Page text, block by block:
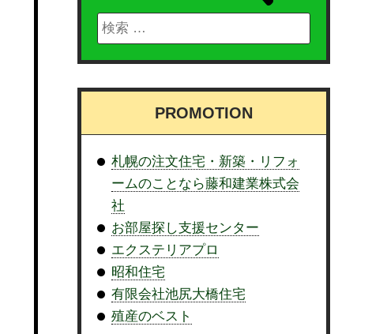
PROMOTION
札幌の注文住宅・新築・リフォ
ームのことなら藤和建業株式会
社
お部屋探し支援センター
エクステリアプロ
昭和住宅
有限会社池尻大橋住宅
殖産のベスト